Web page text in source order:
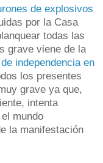
de explosivos
por la Casa
todas las
grave viene de la
independencia en
los presentes
grave ya que,
intenta
mundo
la manifestación